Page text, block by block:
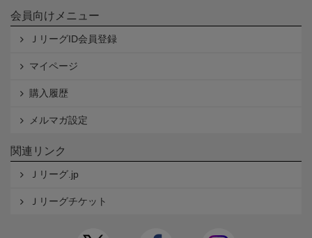
会員向けメニュー
ＪリーグID会員登録
マイページ
購入履歴
メルマガ設定
関連リンク
Ｊリーグ.jp
Ｊリーグチケット